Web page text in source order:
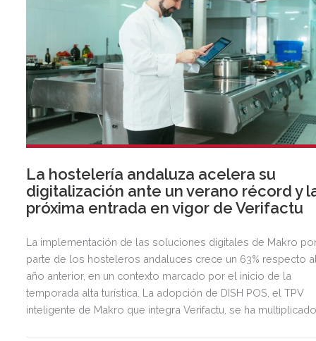
La hostelería andaluza acelera su
digitalización ante un verano récord y
próxima entrada en vigor de Verifactu
La implementación de las soluciones digitales de Makro
parte de los hosteleros andaluces crece un 63% respecto
año anterior, en un contexto marcado por el inicio de la
temporada alta turística. La adopción de DISH POS, el TPV
inteligente de Makro que integra Verifactu, se ha